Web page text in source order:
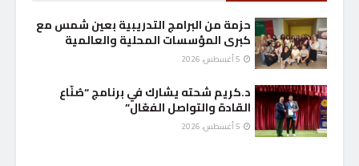
حزمة من البرامج التدريبية بعين شمس مع
كبرى المؤسسات المحلية والعالمية
د.كريم شحته يشارك في برنامج “صُنّاع
القادة والتواصل الفعّال”